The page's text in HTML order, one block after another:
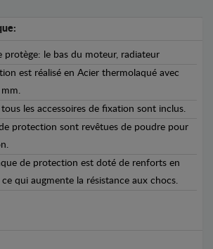
protège: le bas du moteur, radiateur
est réalisé en Acier thermolaqué avec
mm.
les accessoires de fixation sont inclus.
de protection sont revêtues de poudre pour
de protection est doté de renforts en
qui augmente la résistance aux chocs.